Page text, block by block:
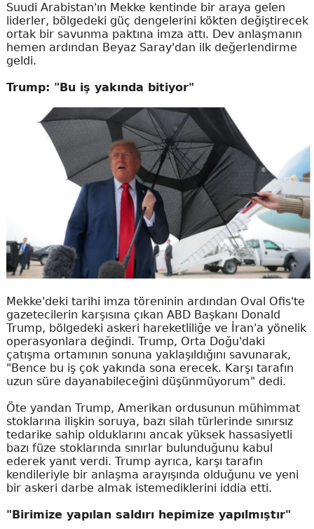
Suudi Arabistan'ın Mekke kentinde bir araya gelen
liderler, bölgedeki güç dengelerini kökten değiştirecek
ortak bir savunma paktına imza attı. Dev anlaşmanın
hemen ardından Beyaz Saray'dan ilk değerlendirme
geldi.
Trump: "Bu iş yakında bitiyor"
Mekke'deki tarihi imza töreninin ardından Oval Ofis'te
gazetecilerin karşısına çıkan ABD Başkanı Donald
Trump, bölgedeki askeri hareketliliğe ve İran'a yönelik
operasyonlara değindi. Trump, Orta Doğu'daki
çatışma ortamının sonuna yaklaşıldığını savunarak,
"Bence bu iş çok yakında sona erecek. Karşı tarafın
uzun süre dayanabileceğini düşünmüyorum" dedi.
Öte yandan Trump, Amerikan ordusunun mühimmat
stoklarına ilişkin soruya, bazı silah türlerinde sınırsız
tedarike sahip olduklarını ancak yüksek hassasiyetli
bazı füze stoklarında sınırlar bulunduğunu kabul
ederek yanıt verdi. Trump ayrıca, karşı tarafın
kendileriyle bir anlaşma arayışında olduğunu ve yeni
bir askeri darbe almak istemediklerini iddia etti.
"Birimize yapılan saldırı hepimize yapılmıştır"